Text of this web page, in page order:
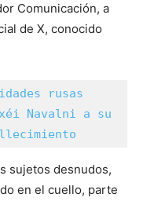
Comunicación, a
de X, conocido
rusas
Navalni a su
sujetos desnudos,
en el cuello, parte